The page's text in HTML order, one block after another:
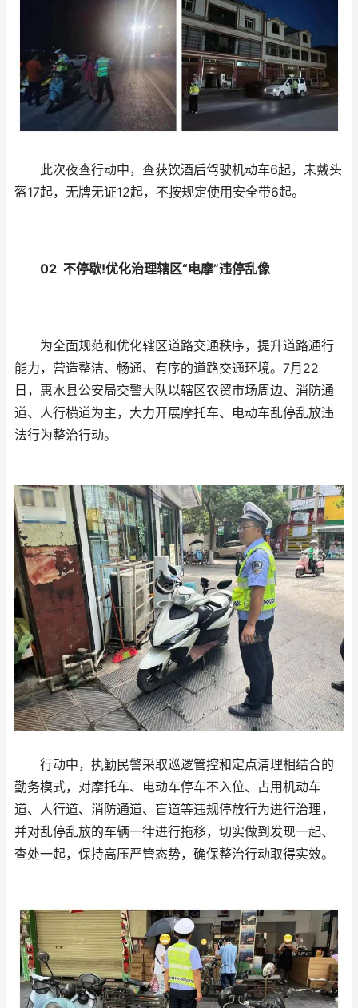
此次夜查行动中，查获饮酒后驾驶机动车6起，未戴头
盔17起，无牌无证12起，不按规定使用安全带6起。
02 不停歇!优化治理辖区“电摩”违停乱像
为全面规范和优化辖区道路交通秩序，提升道路通行
能力，营造整洁、畅通、有序的道路交通环境。7月22
日，惠水县公安局交警大队以辖区农贸市场周边、消防通
道、人行横道为主，大力开展摩托车、电动车乱停乱放违
法行为整治行动。
行动中，执勤民警采取巡逻管控和定点清理相结合的
勤务模式，对摩托车、电动车停车不入位、占用机动车
道、人行道、消防通道、盲道等违规停放行为进行治理，
并对乱停乱放的车辆一律进行拖移，切实做到发现一起、
查处一起，保持高压严管态势，确保整治行动取得实效。